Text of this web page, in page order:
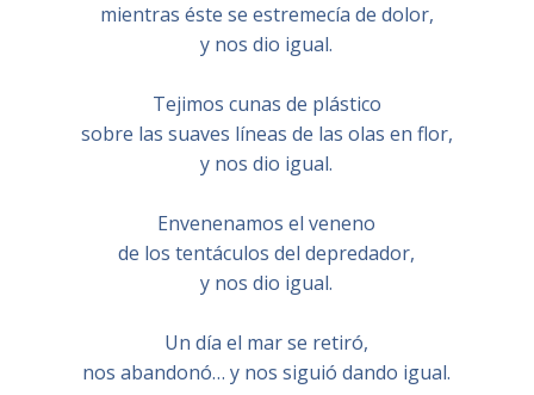
mientras éste se estremecía de dolor,
y nos dio igual.
Tejimos cunas de plástico
sobre las suaves líneas de las olas en flor,
y nos dio igual.
Envenenamos el veneno
de los tentáculos del depredador,
y nos dio igual.
Un día el mar se retiró,
nos abandonó… y nos siguió dando igual.